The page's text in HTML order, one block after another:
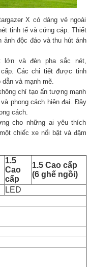
X có dáng vẻ ngoài
tinh tế và cứng cáp. Thiết
độc đáo và thu hút ánh
lớn và đèn pha sắc nét,
Các chi tiết được tinh
và mạnh mẽ.
chỉ tạo ấn tượng mạnh
phong cách hiện đại. Đây
cách.
cho những ai yêu thích
chiếc xe nổi bật và đậm
1.5
Cao
cấp
1.5 Cao cấp
(6 ghế ngồi)
LED